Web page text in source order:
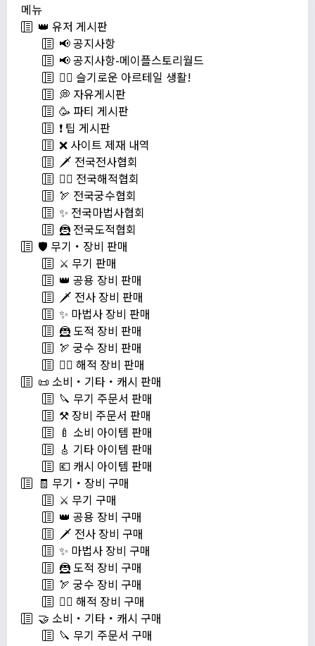
메뉴
👑 유저 게시판
📢 공지사항
📢 공지사항-메이플스토리월드
💁‍♂ 슬기로운 아르테일 생활!
💭 자유게시판
🥳 파티 게시판
❗️ 팁 게시판
❌ 사이트 제재 내역
🗡️ 전국전사협회
🏴‍☠️ 전국해적협회
🏹 전국궁수협회
✨ 전국마법사협회
🦹 전국도적협회
🛡️ 무기・장비 판매
⚔️ 무기 판매
👑 공용 장비 판매
🗡️ 전사 장비 판매
✨ 마법사 장비 판매
🦹 도적 장비 판매
🏹 궁수 장비 판매
🏴‍☠️ 해적 장비 판매
📜 소비・기타・캐시 판매
🔪 무기 주문서 판매
⚒️ 장비 주문서 판매
🍼 소비 아이템 판매
🎸 기타 아이템 판매
💶 캐시 아이템 판매
🧾 무기・장비 구매
⚔️ 무기 구매
👑 공용 장비 구매
🗡️ 전사 장비 구매
✨ 마법사 장비 구매
🦹 도적 장비 구매
🏹 궁수 장비 구매
🏴‍☠️ 해적 장비 구매
🤝 소비・기타・캐시 구매
🔪 무기 주문서 구매